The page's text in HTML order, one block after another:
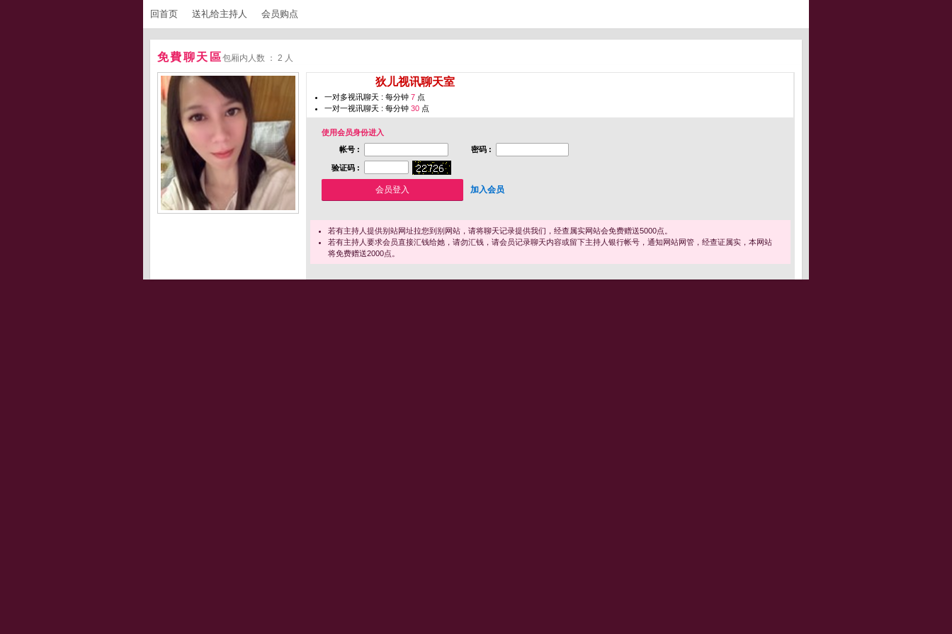
回首页 送礼给主持人 会员购点
免費聊天區包厢内人数 ： 2 人
狄儿视讯聊天室
一对多视讯聊天 : 每分钟 7 点
一对一视讯聊天 : 每分钟 30 点
使用会员身份进入
帐号 :
密码 :
验证码 :
加入会员
若有主持人提供别站网址拉您到别网站，请将聊天记录提供我们，经查属实网站会免费赠送5000点。
若有主持人要求会员直接汇钱给她，请勿汇钱，请会员记录聊天内容或留下主持人银行帐号，通知网站网管，经查证属实，本网站
将免费赠送2000点。